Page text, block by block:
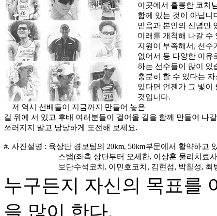
이곳에서 훌륭한 코치
함께 있는 것이 아닙니
믿음과 본인의 신념만
미래를 개척해 나갈 수
지원이 부족해서, 선수
없어서 등 다양한 이유
하는 선수들이 많이 있
충분히 할 수 있다는 자
있다면 언젠가 그 빛이
것입니다.
저 역시 선배들이 지금까지 만들어 놓은
길 위에 서 있고 후배 여러분들이 걸어올 길을 함께 만들어 나
쓰러지지 말고 당당하게 도전해 보세요.
#. 사진설명 : 육상단 경보팀의 20km, 50km부문에서 활약하고
스탭(좌측 상단부터 오세한, 이상훈 물리치료사,
보단수석코치, 이민호코치, 김현섭, 박칠성, 최병
누구든지 자신의 목표를
을 많이 한다.